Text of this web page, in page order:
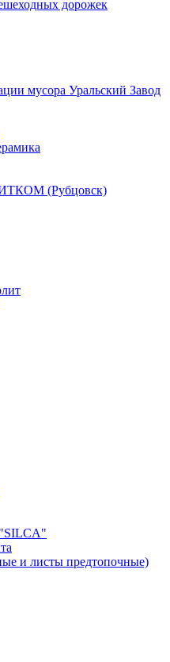
дорожек
мусора Уральский Завод
(Рубцовск)
и листы предтопочные)